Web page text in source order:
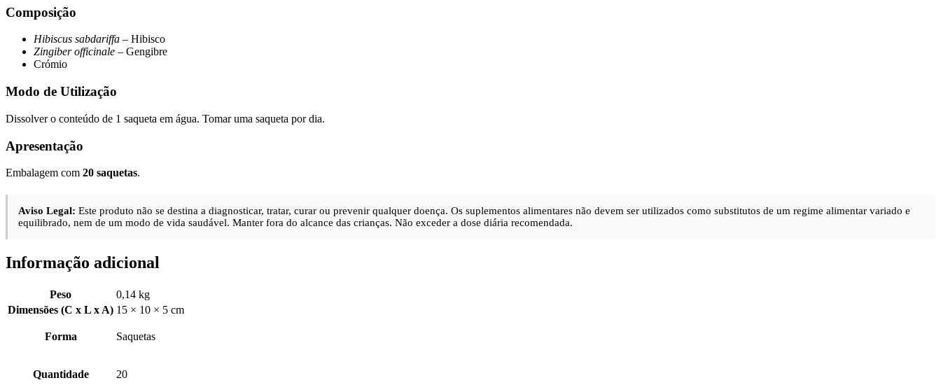
Composição
Hibiscus sabdariffa – Hibisco
Zingiber officinale – Gengibre
Crómio
Modo de Utilização
Dissolver o conteúdo de 1 saqueta em água. Tomar uma saqueta por dia.
Apresentação
Embalagem com 20 saquetas.
Aviso Legal: Este produto não se destina a diagnosticar, tratar, curar ou prevenir qualquer doença. Os suplementos alimentares não devem ser utilizados como substitutos de um regime alimentar variado e
equilibrado, nem de um modo de vida saudável. Manter fora do alcance das crianças. Não exceder a dose diária recomendada.
Informação adicional
Peso
0,14 kg
Dimensões (C x L x A) 15 × 10 × 5 cm
Forma Saquetas
Quantidade 20